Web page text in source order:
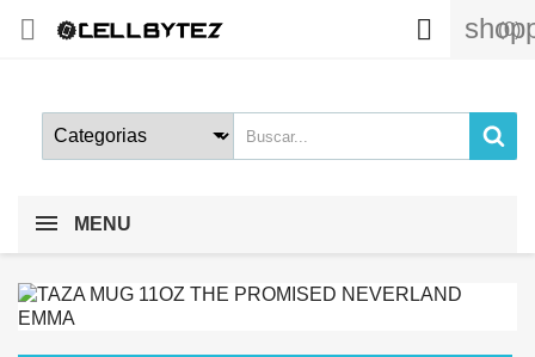
 (0)

MENU